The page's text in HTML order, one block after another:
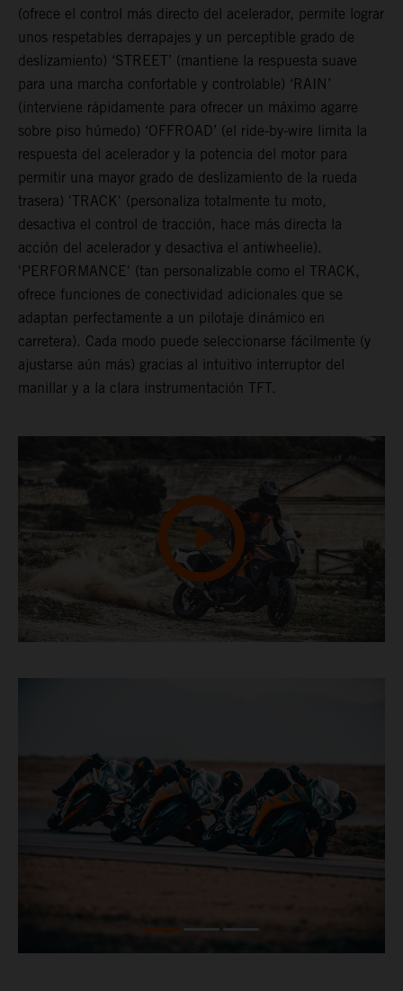
(ofrece el control más directo del acelerador, permite lograr
unos respetables derrapajes y un perceptible grado de
deslizamiento) ‘STREET’ (mantiene la respuesta suave
para una marcha confortable y controlable) ‘RAIN’
(interviene rápidamente para ofrecer un máximo agarre
sobre piso húmedo) ‘OFFROAD’ (el ride-by-wire limita la
respuesta del acelerador y la potencia del motor para
permitir una mayor grado de deslizamiento de la rueda
trasera) 'TRACK' (personaliza totalmente tu moto,
desactiva el control de tracción, hace más directa la
acción del acelerador y desactiva el antiwheelie).
'PERFORMANCE' (tan personalizable como el TRACK,
ofrece funciones de conectividad adicionales que se
adaptan perfectamente a un pilotaje dinámico en
carretera). Cada modo puede seleccionarse fácilmente (y
ajustarse aún más) gracias al intuitivo interruptor del
manillar y a la clara instrumentación TFT.